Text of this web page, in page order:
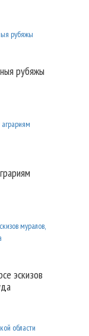
рубяжы
эскизов